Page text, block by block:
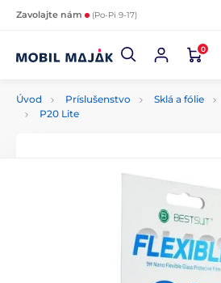
Zavolajte nám (Po-Pi 9-17)
0
Úvod Príslušenstvo Sklá a fólie
P20 Lite